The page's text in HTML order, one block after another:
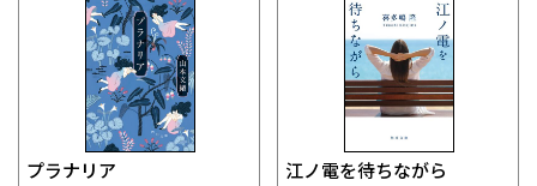
プラナリア 江ノ電を待ちながら